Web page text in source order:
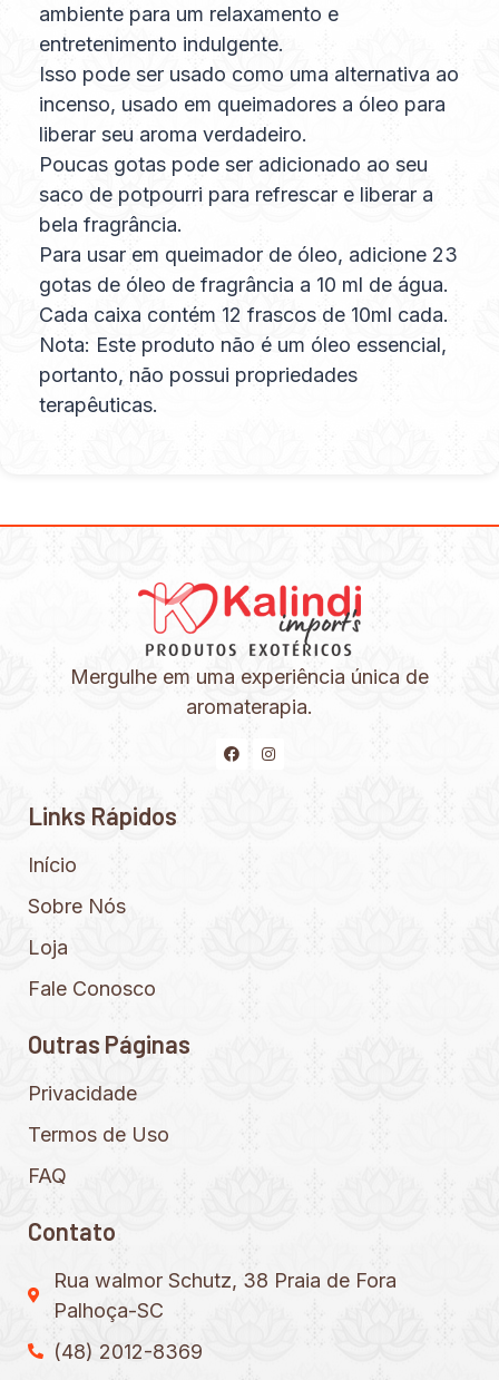
ambiente para um relaxamento e
entretenimento indulgente.
Isso pode ser usado como uma alternativa ao
incenso, usado em queimadores a óleo para
liberar seu aroma verdadeiro.
Poucas gotas pode ser adicionado ao seu
saco de potpourri para refrescar e liberar a
bela fragrância.
Para usar em queimador de óleo, adicione 23
gotas de óleo de fragrância a 10 ml de água.
Cada caixa contém 12 frascos de 10ml cada.
Nota: Este produto não é um óleo essencial,
portanto, não possui propriedades
terapêuticas.
Mergulhe em uma experiência única de
aromaterapia.
Links Rápidos
Início
Sobre Nós
Loja
Fale Conosco
Outras Páginas
Privacidade
Termos de Uso
FAQ
Contato
Rua walmor Schutz, 38 Praia de Fora
Palhoça-SC
(48) 2012-8369